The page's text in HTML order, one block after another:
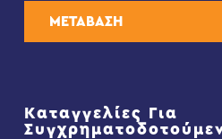
ΜΕΤΑΒΑΣΗ
Καταγγελίες Για